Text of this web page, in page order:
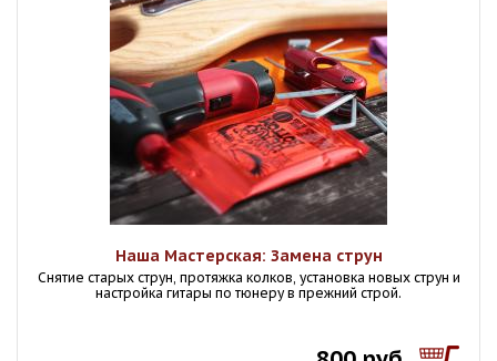
Наша Мастерская: Замена струн
Снятие старых струн, протяжка колков, установка новых струн и
настройка гитары по тюнеру в прежний строй.